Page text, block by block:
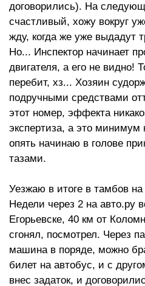
договорились). На
счастливый, хожу вокруг
жду, когда же уже выдадут
Но... Инспектор начинает
двигателя, а его не видно!
перебит, хз... Хозяин
подручными средствами
этот номер, эффекта
экспертиза, а это
опять начинаю в голове
тазами.
Уезжаю в итоге в тамбов на
Недели через 2 на авто.ру
Егорьевске, 40 км от
сгонял, посмотрел. Через
машина в поряде, можно
билет на автобус, и с
внес задаток, и